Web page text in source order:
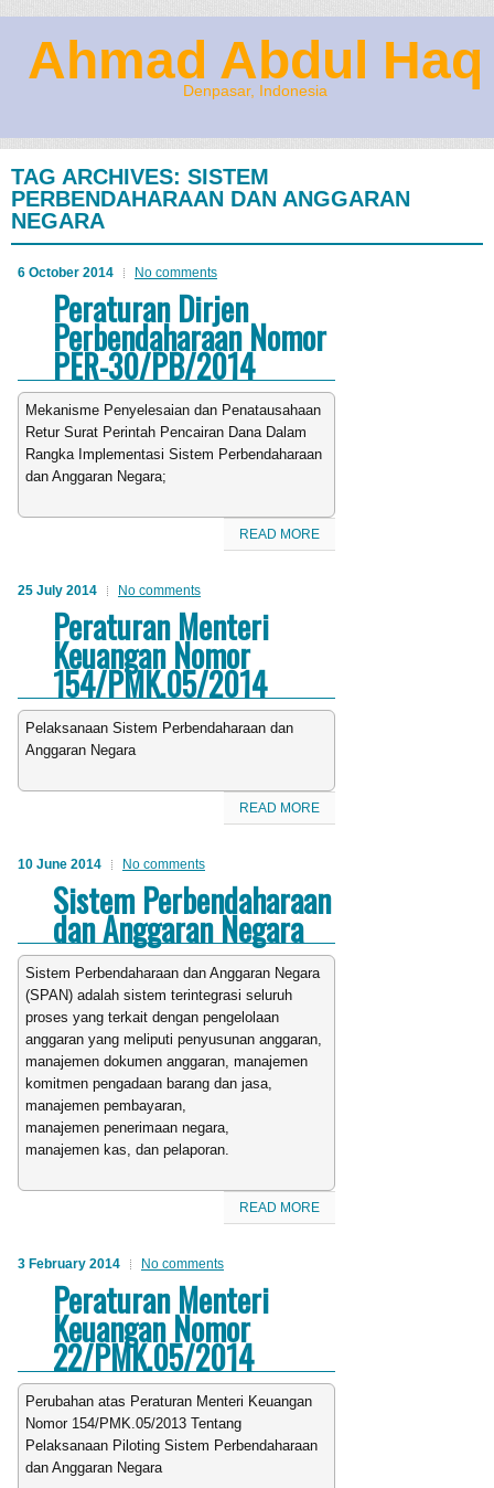
Ahmad Abdul Haq
Denpasar, Indonesia
TAG ARCHIVES: SISTEM
PERBENDAHARAAN DAN ANGGARAN
NEGARA
6 October 2014 No comments
Peraturan Dirjen
Perbendaharaan Nomor
PER-30/PB/2014
Mekanisme Penyelesaian dan Penatausahaan
Retur Surat Perintah Pencairan Dana Dalam
Rangka Implementasi Sistem Perbendaharaan
dan Anggaran Negara;
READ MORE
25 July 2014 No comments
Peraturan Menteri
Keuangan Nomor
154/PMK.05/2014
Pelaksanaan Sistem Perbendaharaan dan
Anggaran Negara
READ MORE
10 June 2014 No comments
Sistem Perbendaharaan
dan Anggaran Negara
Sistem Perbendaharaan dan Anggaran Negara
(SPAN) adalah sistem terintegrasi seluruh
proses yang terkait dengan pengelolaan
anggaran yang meliputi penyusunan anggaran,
manajemen dokumen anggaran, manajemen
komitmen pengadaan barang dan jasa,
manajemen pembayaran,
manajemen penerimaan negara,
manajemen kas, dan pelaporan.
READ MORE
3 February 2014 No comments
Peraturan Menteri
Keuangan Nomor
22/PMK.05/2014
Perubahan atas Peraturan Menteri Keuangan
Nomor 154/PMK.05/2013 Tentang
Pelaksanaan Piloting Sistem Perbendaharaan
dan Anggaran Negara